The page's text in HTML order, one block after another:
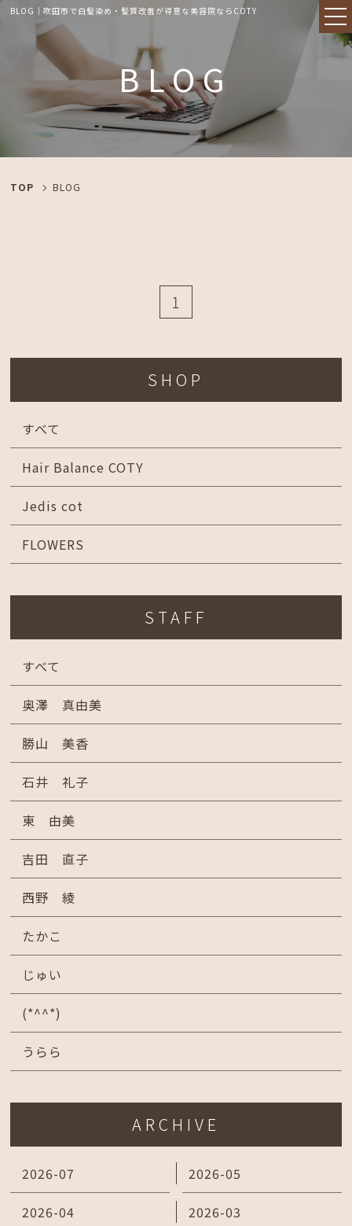
BLOG｜吹田市で白髪染め・髪質改善が得意な美容院ならCOTY
BLOG
TOP BLOG
1
SHOP
すべて
Hair Balance COTY
Jedis cot
FLOWERS
STAFF
すべて
奥澤 真由美
勝山 美香
石井 礼子
東 由美
吉田 直子
西野 綾
たかこ
じゅい
(*^^*)
うらら
ARCHIVE
2026-07 2026-05
2026-04 2026-03